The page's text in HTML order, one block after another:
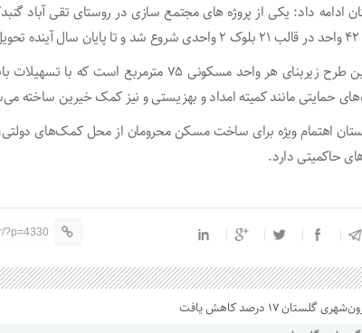
ادامه داد: یکی از پروژه های مجتمع سازی در روستای تقی آباد
حسینی بیان داشت: در این طرح زیربنای هر واحد مسکونی ۷۵
حمایتی مانند کمیته امداد و بهزیستی و نیز کمک خیرین ساخته
حاکمیتی دارد.
?p=4330
۱۷ درصد کاهش یافت